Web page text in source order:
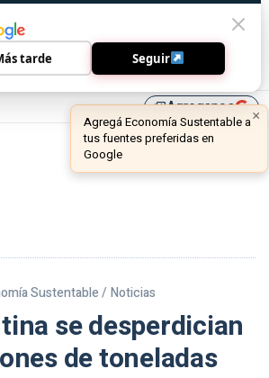
library_addAgreganos
Sustentable / Noticias
se desperdician
de toneladas
tarde Seguir